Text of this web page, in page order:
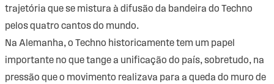
trajetória que se mistura à difusão da bandeira do Techno
pelos quatro cantos do mundo.
Na Alemanha, o Techno historicamente tem um papel
importante no que tange a unificação do país, sobretudo, na
pressão que o movimento realizava para a queda do muro de